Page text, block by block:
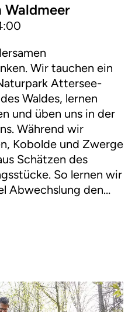
Waldmeer
Wir tauchen ein
Attersee-
Waldes, lernen
und üben uns in der
Während wir
Kobolde und Zwerge
Schätzen des
So lernen wir
Abwechslung den